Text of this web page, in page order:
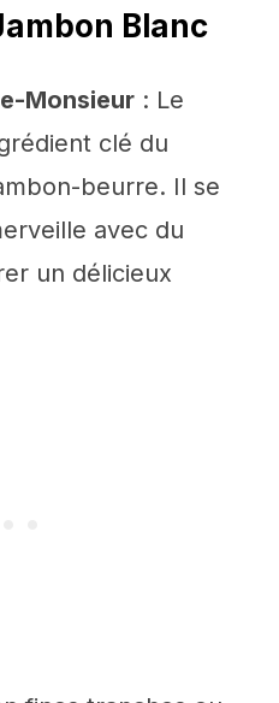
Blanc
Monsieur: Le
clé du
beurre. Il se
avec du
un délicieux